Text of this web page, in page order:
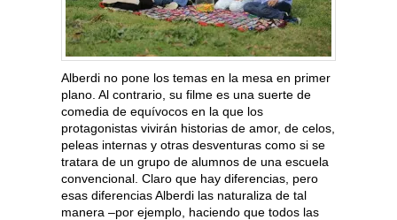
Alberdi no pone los temas en la mesa en primer
plano. Al contrario, su filme es una suerte de
comedia de equívocos en la que los
protagonistas vivirán historias de amor, de celos,
peleas internas y otras desventuras como si se
tratara de un grupo de alumnos de una escuela
convencional. Claro que hay diferencias, pero
esas diferencias Alberdi las naturaliza de tal
manera –por ejemplo, haciendo que todos las